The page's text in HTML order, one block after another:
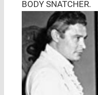
BODY SNATCHER.